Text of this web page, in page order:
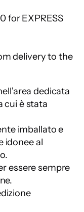
for EXPRESS
delivery to the
dedicata
cui è stata
imballato e
idonee al
essere sempre